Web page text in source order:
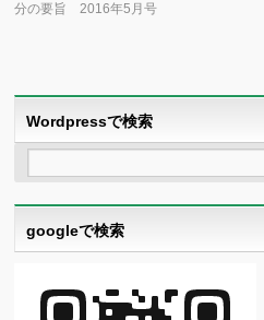
分の要旨 2016年5月号
Wordpressで検索
googleで検索